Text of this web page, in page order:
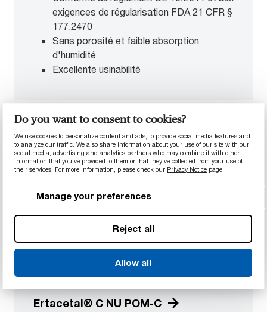
Do you want to consent to cookies?
We use cookies to personalize content and ads, to provide social media features and
to analyze our traffic. We also share information about your use of our site with our
social media, advertising and analytics partners who may combine it with other
information that you’ve provided to them or that they’ve collected from your use of
their services. For more information, please check our Privacy Notice page.
Manage your preferences
Reject all
Allow all
exigences de régularisation FDA 21 CFR §
177.2470
Sans porosité et faible absorption
d'humidité
Excellente usinabilité
Ertacetal® C NU POM-C